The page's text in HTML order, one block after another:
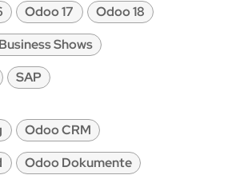
Odoo 17
Odoo 18
Shows
SAP
Odoo CRM
Odoo Dokumente